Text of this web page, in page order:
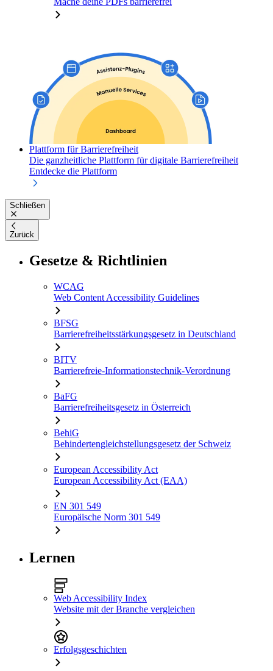
Plattform für Barrierefreiheit
Die ganzheitliche Plattform für digitale Barrierefreiheit
Entdecke die Plattform
Schließen
Zurück
Gesetze & Richtlinien
WCAG
Web Content Accessibility Guidelines
BFSG
Barrierefreiheitsstärkungsgesetz in Deutschland
BITV
Barrierefreie-Informationstechnik-Verordnung
BaFG
Barrierefreiheitsgesetz in Österreich
BehiG
Behindertengleichstellungsgesetz der Schweiz
European Accessibility Act
European Accessibility Act (EAA)
EN 301 549
Europäische Norm 301 549
Lernen
Web Accessibility Index
Website mit der Branche vergleichen
Erfolgsgeschichten